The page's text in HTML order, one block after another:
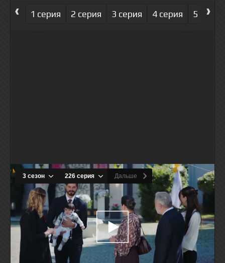
‹ 1 серия 2 серия 3 серия 4 серия 5 серия
›